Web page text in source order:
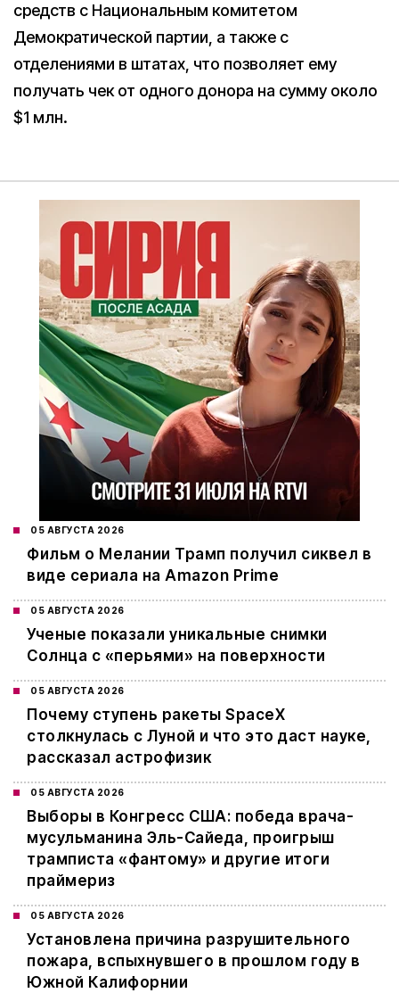
средств с Национальным комитетом
Демократической партии, а также с
отделениями в штатах, что позволяет ему
получать чек от одного донора на сумму около
$1 млн.
05 АВГУСТА 2026
Фильм о Мелании Трамп получил сиквел в
виде сериала на Amazon Prime
05 АВГУСТА 2026
Ученые показали уникальные снимки
Солнца с «перьями» на поверхности
05 АВГУСТА 2026
Почему ступень ракеты SpaceX
столкнулась с Луной и что это даст науке,
рассказал астрофизик
05 АВГУСТА 2026
Выборы в Конгресс США: победа врача-
мусульманина Эль-Сайеда, проигрыш
трамписта «фантому» и другие итоги
праймериз
05 АВГУСТА 2026
Установлена причина разрушительного
пожара, вспыхнувшего в прошлом году в
Южной Калифорнии